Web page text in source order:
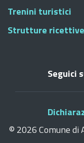
Trenini turistici
Strutture ricettive
Seguici
© 2026 Comune